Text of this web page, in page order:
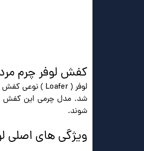
کفش لوفر چرم
لوفر ( Loafer ) نوعی کفش بدون بند است که برای اولین بار برای راحتی بیشتر در کشور انگلستان توسط وایلدسمیت
شد. مدل چرمی این کفش
شوند.
ویژگی های اصلی